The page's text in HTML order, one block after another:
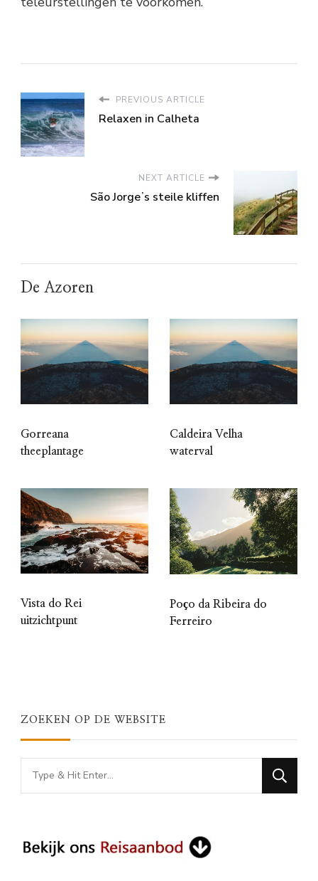
PREVIOUS ARTICLE
Relaxen in Calheta
NEXT ARTICLE
São Jorgeʼs steile kliffen
De Azoren
Gorreana
theeplantage
Caldeira Velha
waterval
Vista do Rei
uitzichtpunt
Poço da Ribeira do
Ferreiro
ZOEKEN OP DE WEBSITE
Looking
for